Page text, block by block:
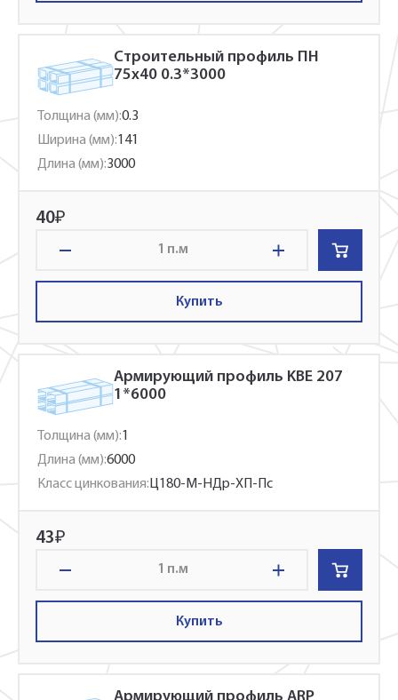
Строительный профиль ПН
75x40 0.3*3000
Толщина (мм):0.3
Ширина (мм):141
Длина (мм):3000
40₽
п.м
Купить
Армирующий профиль KBE 207
1*6000
Толщина (мм):1
Длина (мм):6000
Класс цинкования: Ц180-М-НДр-ХП-Пс
43₽
п.м
Купить